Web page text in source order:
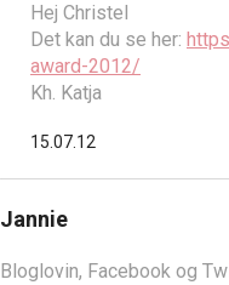
Hej Christel
Det kan du se her:
award-2012/
Kh. Katja
15.07.12
Jannie
Bloglovin, Facebook og